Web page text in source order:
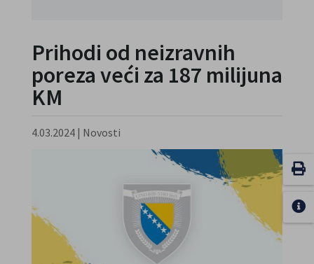
Prihodi od neizravnih
poreza veći za 187 milijuna
KM
4.03.2024| Novosti